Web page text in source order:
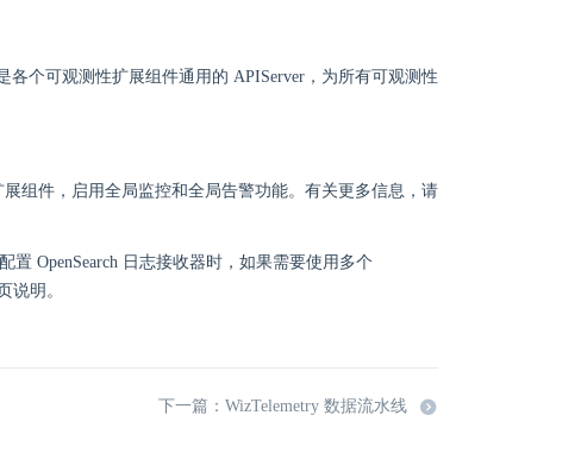
各个可观测性扩展组件通用的 APIServer，为所有可观测性
组件，启用全局监控和全局告警功能。有关更多信息，请
置 OpenSearch 日志接收器时，如果需要使用多个
说明。
下一篇：WizTelemetry 数据流水线